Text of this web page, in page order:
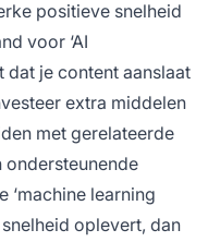
positieve snelheid
voor ‘AI
dat je content aanslaat
extra middelen
met gerelateerde
‘machine learning
oplevert, dan